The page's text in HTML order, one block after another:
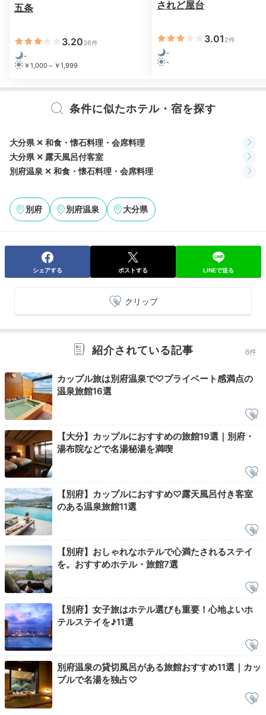
Dinner
18:30
たっぷりの会席料理
夕食 会席料理一例①
新館の場合は個室食事処、本館の場合はレストランで夕
や新鮮な魚介類など、大分県食材を使った会席料理
もぴったり♪
maaaripepe
前菜からデザートまで見た目も味も良く、幸せなディナ
したのですが、快く承諾して部屋まで運んでくれまし
た。
Night
21:00
テラスや客室風呂で
夜景を満喫
五条
3.2036件
-
￥1,000～￥1,999
されど屋台
3.01 2件
-
-
条件に似たホテル・宿を探す
大分県 ✕ 和食・懐石料理・会席料理
大分県 ✕ 露天風呂付客室
別府温泉 ✕ 和食・懐石料理・会席料理
別府 別府温泉 大分県
シェアする ポストする LINEで送る
クリップ
紹介されている記事 6件
カップル旅は別府温泉で♡プライベート感満点の
温泉旅館16選
【大分】カップルにおすすめの旅館19選｜別府・
湯布院などで名湯秘湯を満喫
【別府】カップルにおすすめ♡露天風呂付き客室
のある温泉旅館11選
【別府】おしゃれなホテルで心満たされるステイ
を。おすすめホテル・旅館7選
【別府】女子旅はホテル選びも重要！心地よいホ
テルステイを♪11選
別府温泉の貸切風呂がある旅館おすすめ11選｜カッ
プルで名湯を独占♡